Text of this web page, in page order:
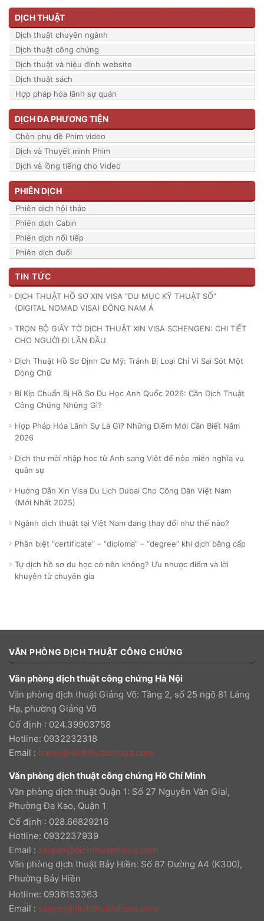
DỊCH THUẬT
Dịch thuật chuyên ngành
Dịch thuật công chứng
Dịch thuật và hiệu đính website
Dịch thuật sách
Hợp pháp hóa lãnh sự quán
DỊCH ĐA PHƯƠNG TIỆN
Chèn phụ đề Phim video
Dịch và Thuyết minh Phim
Dịch và lồng tiếng cho Video
PHIÊN DỊCH
Phiên dịch hội thảo
Phiên dịch Cabin
Phiên dịch nối tiếp
Phiên dịch đuổi
TIN TỨC
DỊCH THUẬT HỒ SƠ XIN VISA “DU MỤC KỸ THUẬT SỐ”
(DIGITAL NOMAD VISA) ĐÔNG NAM Á
TRỌN BỘ GIẤY TỜ DỊCH THUẬT XIN VISA SCHENGEN: CHI TIẾT
CHO NGUỜI ĐI LẦN ĐẦU
Dịch Thuật Hồ Sơ Định Cư Mỹ: Tránh Bị Loại Chỉ Vì Sai Sót Một
Dòng Chữ
Bí Kíp Chuẩn Bị Hồ Sơ Du Học Anh Quốc 2026: Cần Dịch Thuật
Công Chứng Những Gì?
Hợp Pháp Hóa Lãnh Sự Là Gì? Những Điểm Mới Cần Biết Năm
2026
Dịch thư mời nhập học từ Anh sang Việt để nộp miễn nghĩa vụ
quân sự
Hướng Dẫn Xin Visa Du Lịch Dubai Cho Công Dân Việt Nam
(Mới Nhất 2025)
Ngành dịch thuật tại Việt Nam đang thay đổi như thế nào?
Phân biệt “certificate” – “diploma” – “degree” khi dịch bằng cấp
Tự dịch hồ sơ du học có nên không? Ưu nhược điểm và lời
khuyên từ chuyên gia
VĂN PHÒNG DỊCH THUẬT CÔNG CHỨNG
Văn phòng dịch thuật công chứng Hà Nội
Văn phòng dịch thuật Giảng Võ: Tầng 2, số 25 ngõ 81 Láng
Hạ, phường Giảng Võ
Cố định : 024.39903758
Hotline: 0932232318
Email : hanoi@dichthuatchaua.com
Văn phòng dịch thuật công chứng Hồ Chí Minh
Văn phòng dịch thuật Quận 1: Số 27 Nguyễn Văn Giai,
Phường Đa Kao, Quận 1
Cố định : 028.66829216
Hotline: 0932237939
Email : saigon@dichthuatchaua.com
Văn phòng dịch thuật Bảy Hiền: Số 87 Đường A4 (K300),
Phường Bảy Hiền
Hotline: 0936153363
Email : saigon@dichthuatchaua.com